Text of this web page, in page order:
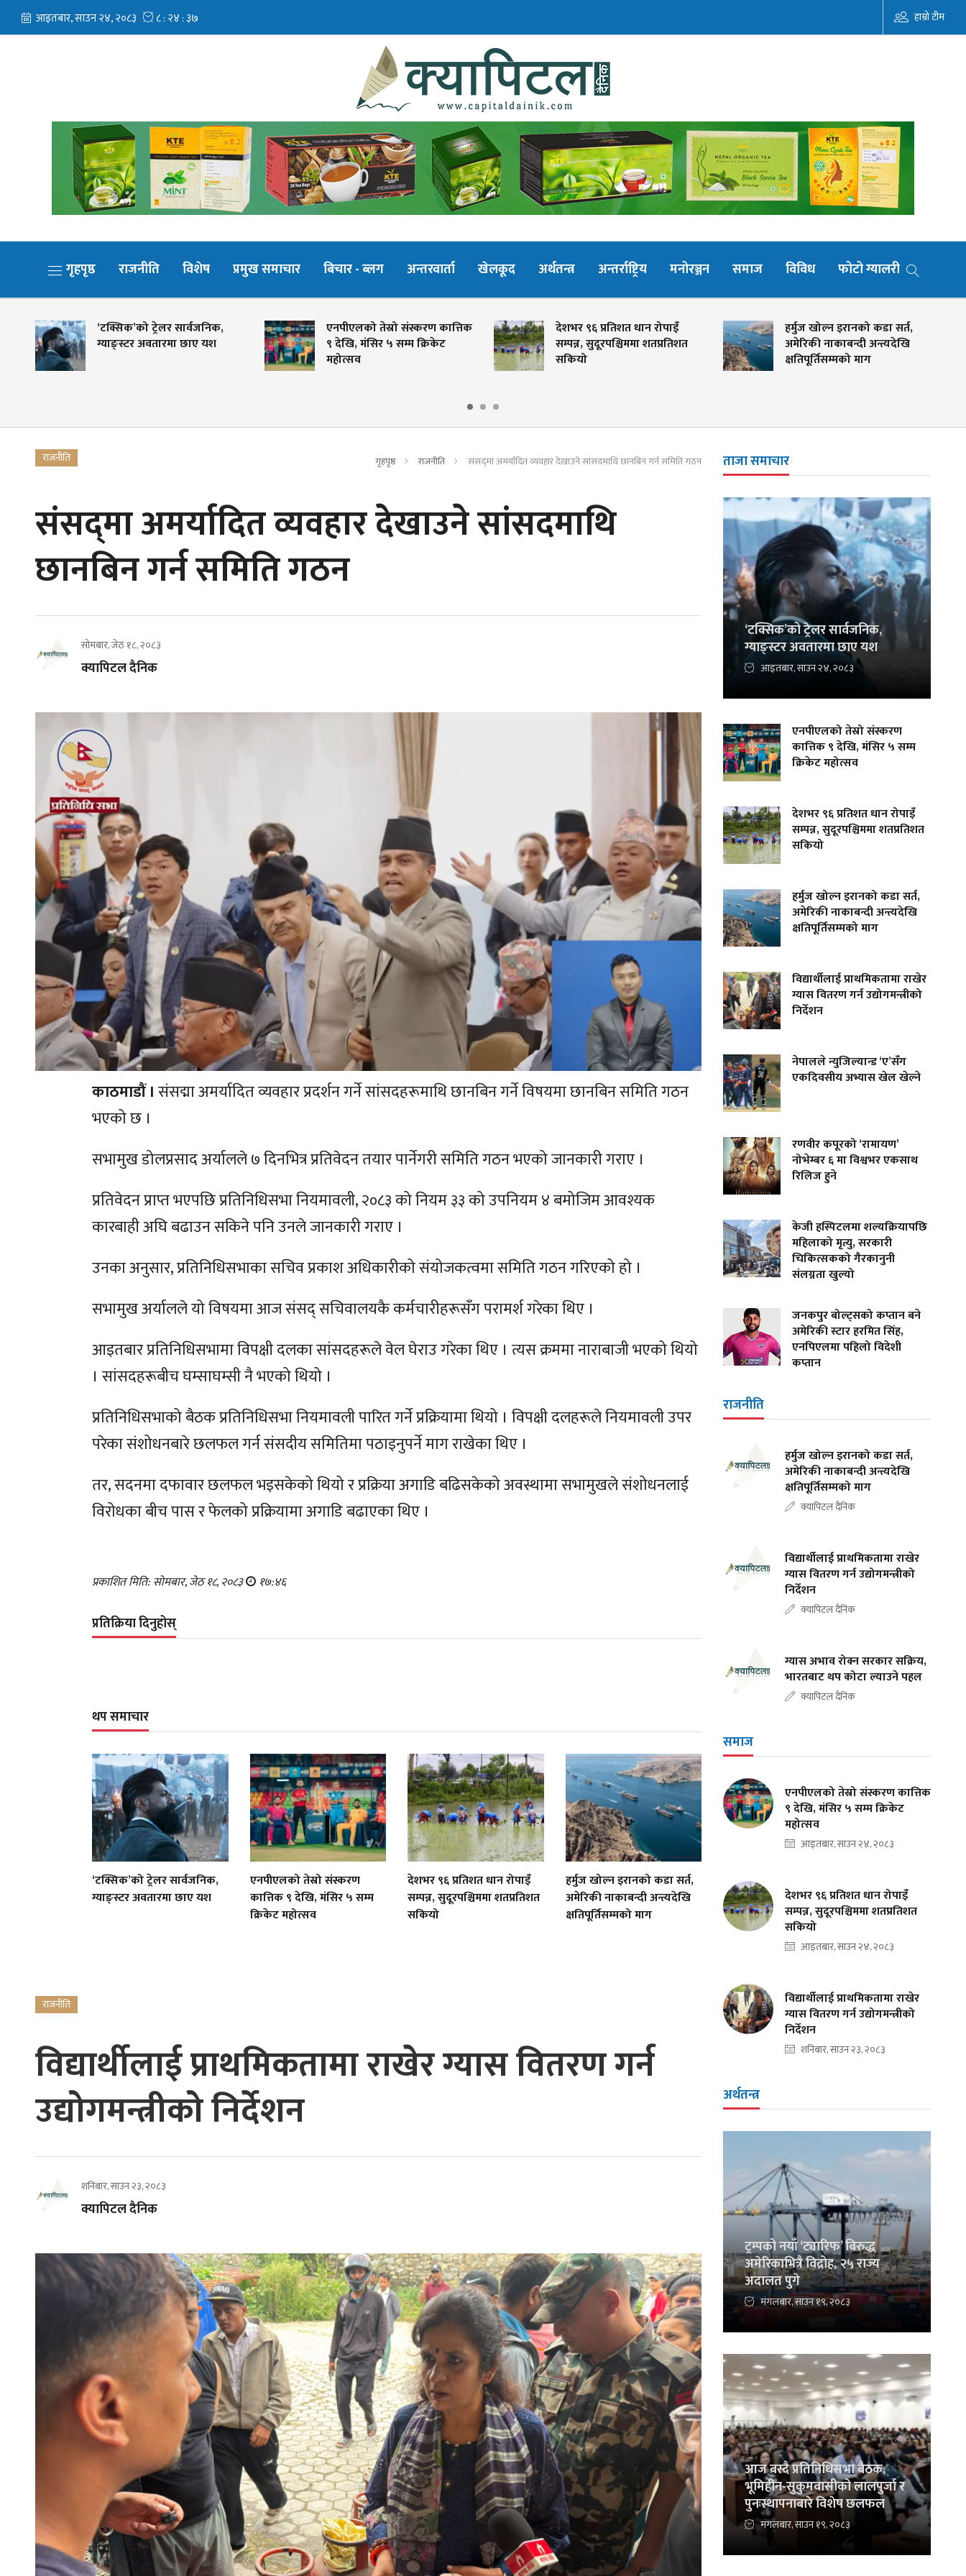
हाम्रो टीम
गृहपृष्ठ राजनीति विशेष प्रमुख समाचार बिचार - ब्लग अन्तरवार्ता खेलकूद अर्थतन्त्र अन्तर्राष्ट्रिय मनोरञ्जन समाज विविध फोटो ग्यालरी
ट्रेलर सार्वजनिक,
अवतारमा छाए यश
एनपीएलको तेस्रो संस्करण कात्तिक
९ देखि, मंसिर ५ सम्म क्रिकेट
देशभर ९६ प्रतिशत धान रोपाइँ
सम्पन्न, सुदूरपश्चिममा शतप्रतिशत
हर्मुज खोल्न इरानको कडा सर्त,
अमेरिकी नाकाबन्दी अन्त्यदेखि
क्षतिपूर्तिसम्मको माग
विद्यार्थीलाई
ग्यास वितरण गर्न
राजनीति गृहपृष्ठ राजनीति संसद्‌मा अमर्यादित व्यवहार देखाउने सांसदमाथि छानबिन गर्न समिति गठन
संसद्‌मा अमर्यादित व्यवहार देखाउने सांसदमाथि
छानबिन गर्न समिति गठन
सोमबार, जेठ १८, २०८३
क्यापिटल दैनिक
काठमाडौं ।संसद्मा अमर्यादित व्यवहार प्रदर्शन गर्ने सांसदहरूमाथि छानबिन गर्ने विषयमा छानबिन समिति गठन
भएको छ ।
सभामुख डोलप्रसाद अर्यालले ७ दिनभित्र प्रतिवेदन तयार पार्नेगरी समिति गठन भएको जानकारी गराए ।
प्रतिवेदन प्राप्त भएपछि प्रतिनिधिसभा नियमावली, २०८३ को नियम ३३ को उपनियम ४ बमोजिम आवश्यक
कारबाही अघि बढाउन सकिने पनि उनले जानकारी गराए ।
उनका अनुसार, प्रतिनिधिसभाका सचिव प्रकाश अधिकारीको संयोजकत्वमा समिति गठन गरिएको हो ।
सभामुख अर्यालले यो विषयमा आज संसद् सचिवालयकै कर्मचारीहरूसँग परामर्श गरेका थिए ।
आइतबार प्रतिनिधिसभामा विपक्षी दलका सांसदहरूले वेल घेराउ गरेका थिए । त्यस क्रममा नाराबाजी भएको थियो
। सांसदहरूबीच घम्साघम्सी नै भएको थियो ।
प्रतिनिधिसभाको बैठक प्रतिनिधिसभा नियमावली पारित गर्ने प्रक्रियामा थियो । विपक्षी दलहरूले नियमावली उपर
परेका संशोधनबारे छलफल गर्न संसदीय समितिमा पठाइनुपर्ने माग राखेका थिए ।
तर, सदनमा दफावार छलफल भइसकेको थियो र प्रक्रिया अगाडि बढिसकेको अवस्थामा सभामुखले संशोधनलाई
विरोधका बीच पास र फेलको प्रक्रियामा अगाडि बढाएका थिए ।
प्रकाशित मिति: सोमबार, जेठ १८, २०८३ १७:४६
प्रतिक्रिया दिनुहोस्
थप समाचार
‘टक्सिक’को ट्रेलर सार्वजनिक,
ग्याङ्स्टर अवतारमा छाए यश
एनपीएलको तेस्रो संस्करण
कात्तिक ९ देखि, मंसिर ५ सम्म
क्रिकेट महोत्सव
देशभर ९६ प्रतिशत धान रोपाइँ
सम्पन्न, सुदूरपश्चिममा शतप्रतिशत
सकियो
हर्मुज खोल्न इरानको कडा सर्त,
अमेरिकी नाकाबन्दी अन्त्यदेखि
क्षतिपूर्तिसम्मको माग
राजनीति
विद्यार्थीलाई प्राथमिकतामा राखेर ग्यास वितरण गर्न
उद्योगमन्त्रीको निर्देशन
शनिबार, साउन २३, २०८३
क्यापिटल दैनिक
ताजा समाचार
‘टक्सिक’को ट्रेलर सार्वजनिक,
ग्याङ्स्टर अवतारमा छाए यश
आइतबार, साउन २४, २०८३
एनपीएलको तेस्रो संस्करण
कात्तिक ९ देखि, मंसिर ५ सम्म
क्रिकेट महोत्सव
देशभर ९६ प्रतिशत धान रोपाइँ
सम्पन्न, सुदूरपश्चिममा शतप्रतिशत
सकियो
हर्मुज खोल्न इरानको कडा सर्त,
अमेरिकी नाकाबन्दी अन्त्यदेखि
क्षतिपूर्तिसम्मको माग
विद्यार्थीलाई प्राथमिकतामा राखेर
ग्यास वितरण गर्न उद्योगमन्त्रीको
निर्देशन
नेपालले न्युजिल्यान्ड ‘ए’सँग
एकदिवसीय अभ्यास खेल खेल्ने
रणवीर कपूरको ‘रामायण’
नोभेम्बर ६ मा विश्वभर एकसाथ
रिलिज हुने
केजी हस्पिटलमा शल्यक्रियापछि
महिलाको मृत्यु, सरकारी
चिकित्सकको गैरकानुनी
संलग्नता खुल्यो
जनकपुर बोल्ट्सको कप्तान बने
अमेरिकी स्टार हरमित सिंह,
एनपिएलमा पहिलो विदेशी
कप्तान
राजनीति
हर्मुज खोल्न इरानको कडा सर्त,
अमेरिकी नाकाबन्दी अन्त्यदेखि
क्षतिपूर्तिसम्मको माग
क्यापिटल दैनिक
विद्यार्थीलाई प्राथमिकतामा राखेर
ग्यास वितरण गर्न उद्योगमन्त्रीको
निर्देशन
क्यापिटल दैनिक
ग्यास अभाव रोक्न सरकार सक्रिय,
भारतबाट थप कोटा ल्याउने पहल
क्यापिटल दैनिक
समाज
एनपीएलको तेस्रो संस्करण कात्तिक
९ देखि, मंसिर ५ सम्म क्रिकेट
महोत्सव
आइतबार, साउन २४, २०८३
देशभर ९६ प्रतिशत धान रोपाइँ
सम्पन्न, सुदूरपश्चिममा शतप्रतिशत
सकियो
आइतबार, साउन २४, २०८३
विद्यार्थीलाई प्राथमिकतामा राखेर
ग्यास वितरण गर्न उद्योगमन्त्रीको
निर्देशन
शनिबार, साउन २३, २०८३
अर्थतन्त्र
ट्रम्पको नयाँ ‘ट्यारिफ’ विरुद्ध
अमेरिकाभित्रै विद्रोह, २५ राज्य
अदालत पुगे
मंगलबार, साउन १९, २०८३
आज बस्दै प्रतिनिधिसभा बैठक,
भूमिहीन-सुकुमवासीको लालपुर्जा र
पुनःस्थापनाबारे विशेष छलफल
मंगलबार, साउन १९, २०८३